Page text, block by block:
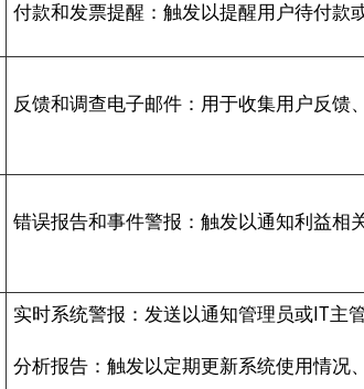
付款和发票提醒：触发以提醒用户待付款
反馈和调查电子邮件：用于收集用户反馈
错误报告和事件警报：触发以通知利益相
实时系统警报：发送以通知管理员或IT主
分析报告：触发以定期更新系统使用情况